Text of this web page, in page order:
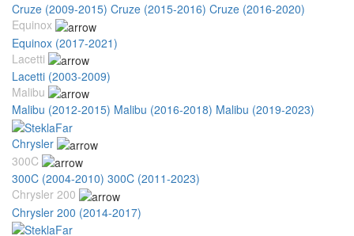
Cruze (2009-2015) Cruze (2015-2016) Cruze (2016-2020)
Equinox
Equinox (2017-2021)
Lacetti
Lacetti (2003-2009)
Malibu
Malibu (2012-2015) Malibu (2016-2018) Malibu (2019-2023)
Chrysler
300C
300C (2004-2010) 300C (2011-2023)
Chrysler 200
Chrysler 200 (2014-2017)